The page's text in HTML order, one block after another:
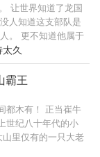
让世界知道了龙国
人知道这支部队是
。 更不知道他属于
上，如同幽灵一
在鹰酱特工局，也
个字——龙焱！
焱特种部队！ 开始
扩大规模！ 举全军
焱的创立者。 一
为了龙焱战魂的延
一个男人，被征往
久
霸王
都木有！ 正当崔牛
世纪八十年代的小
里仅有的一只大老